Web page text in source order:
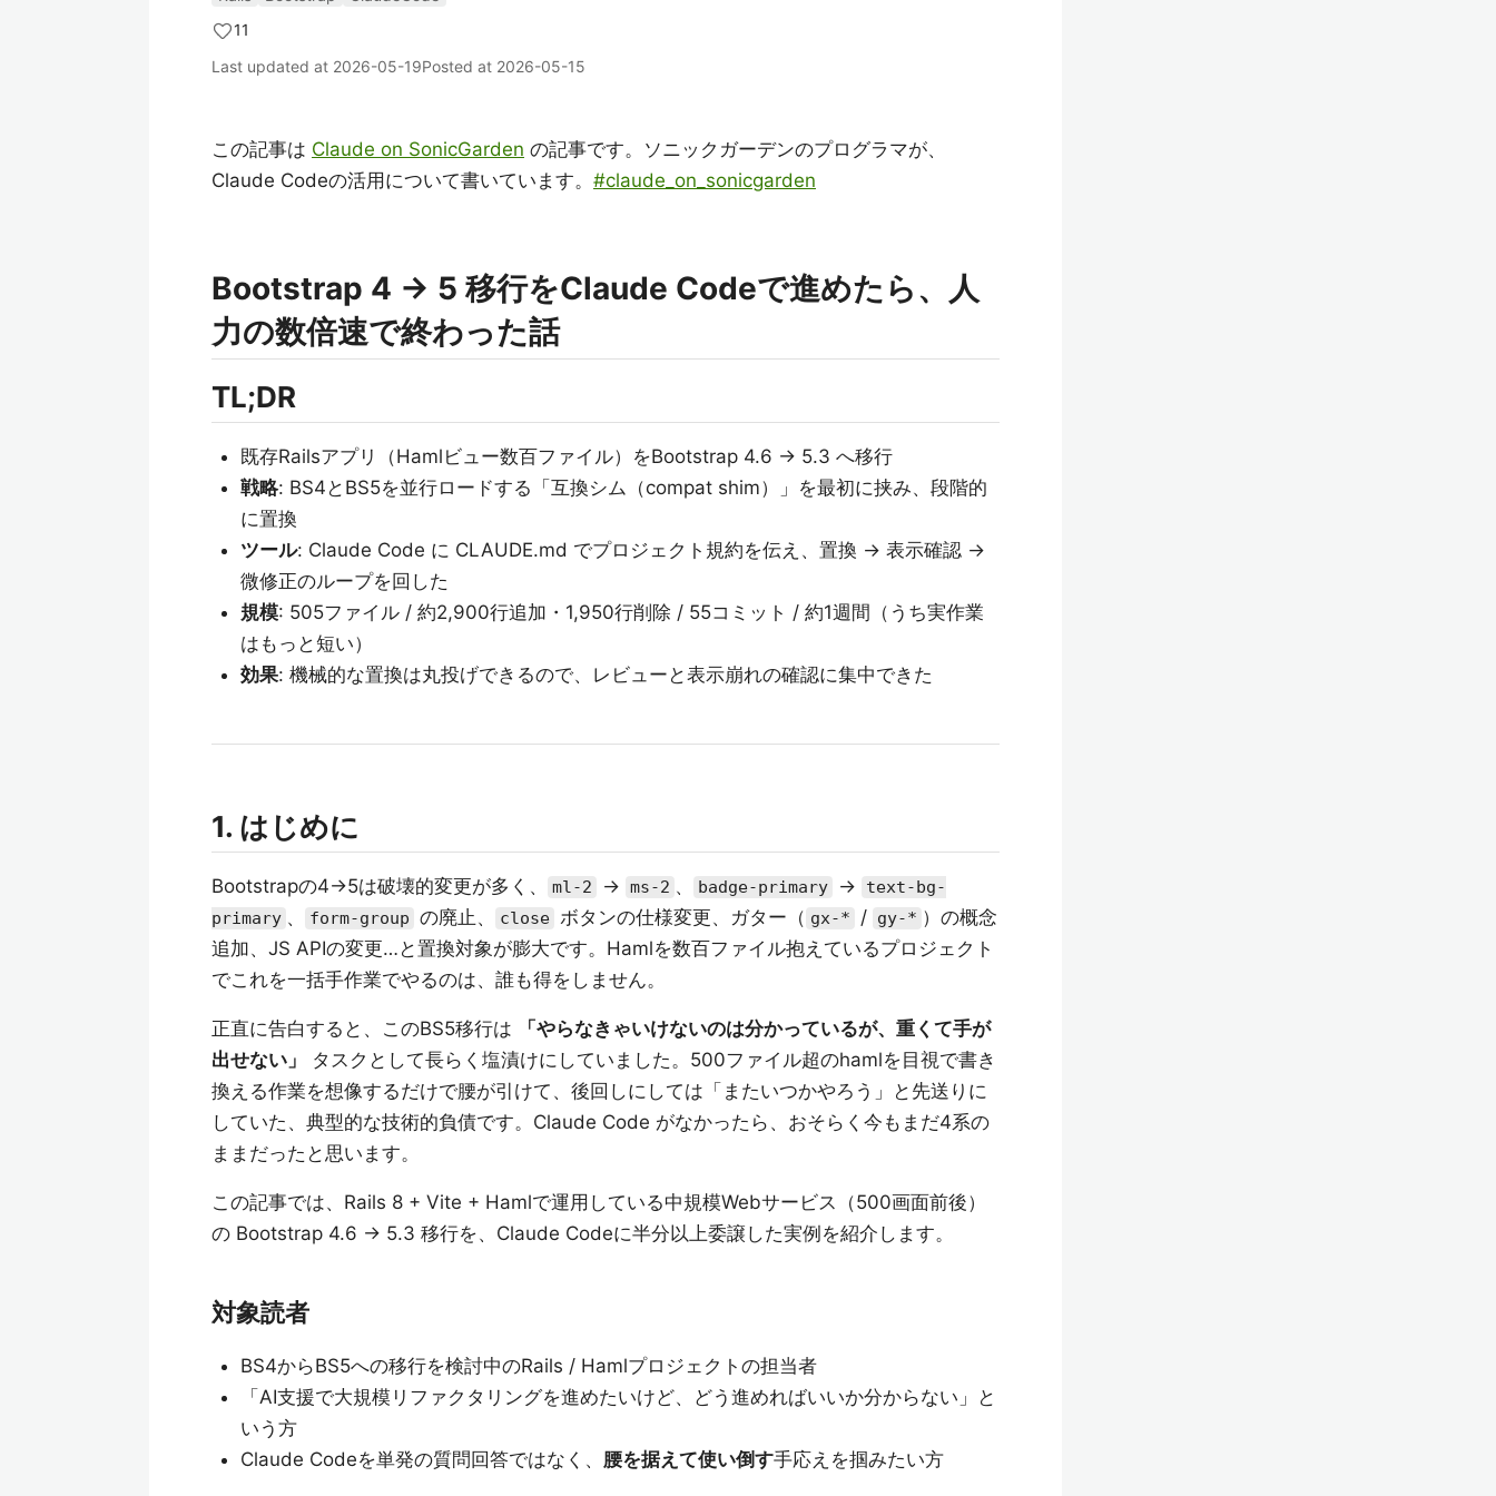
11
Last updated at 2026-05-19Posted at 2026-05-15
この記事は Claude on SonicGarden の記事です。ソニックガーデンのプログラマが、
Claude Codeの活用について書いています。 #claude_on_sonicgarden
Bootstrap 4 → 5 移行をClaude Codeで進めたら、人
力の数倍速で終わった話
TL;DR
既存Railsアプリ（Hamlビュー数百ファイル）をBootstrap 4.6 → 5.3 へ移行
戦略: BS4とBS5を並行ロードする「互換シム（compat shim）」を最初に挟み、段階的
に置換
ツール: Claude Code に CLAUDE.md でプロジェクト規約を伝え、置換 → 表示確認 →
微修正のループを回した
規模: 505ファイル / 約2,900行追加・1,950行削除 / 55コミット / 約1週間（うち実作業
はもっと短い）
効果: 機械的な置換は丸投げできるので、レビューと表示崩れの確認に集中できた
1. はじめに
Bootstrapの4→5は破壊的変更が多く、 ml-2 → ms-2 、 badge-primary →
text-bg-
primary 、 form-group の廃止、 close ボタンの仕様変更、ガター（ gx-* / gy-* ）の概念
追加、JS APIの変更…と置換対象が膨大です。Hamlを数百ファイル抱えているプロジェクト
でこれを一括手作業でやるのは、誰も得をしません。
正直に告白すると、このBS5移行は
「やらなきゃいけないのは分かっているが、重くて手が
出せない」
タスクとして長らく塩漬けにしていました。500ファイル超のhamlを目視で書き
換える作業を想像するだけで腰が引けて、後回しにしては「またいつかやろう」と先送りに
していた、典型的な技術的負債です。Claude Code がなかったら、おそらく今もまだ4系の
ままだったと思います。
この記事では、Rails 8 + Vite + Hamlで運用している中規模Webサービス（500画面前後）
の Bootstrap 4.6 → 5.3 移行を、Claude Codeに半分以上委譲した実例を紹介します。
対象読者
BS4からBS5への移行を検討中のRails / Hamlプロジェクトの担当者
「AI支援で大規模リファクタリングを進めたいけど、どう進めればいいか分からない」と
いう方
Claude Codeを単発の質問回答ではなく、 腰を据えて使い倒す手応えを掴みたい方